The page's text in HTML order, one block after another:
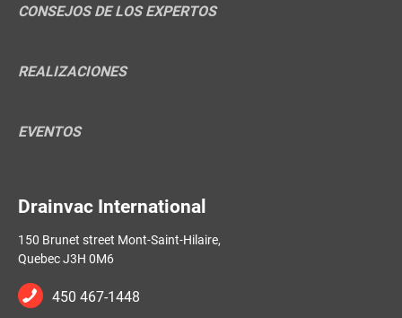
CONSEJOS DE LOS EXPERTOS
REALIZACIONES
EVENTOS
Drainvac International
150 Brunet street Mont-Saint-Hilaire,
Quebec J3H 0M6
450 467-1448